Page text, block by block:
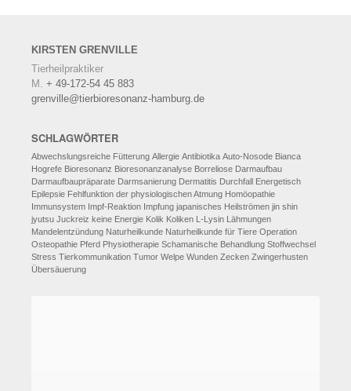
KIRSTEN GRENVILLE
Tierheilpraktiker
M. + 49-172-54 45 883
grenville@tierbioresonanz-hamburg.de
SCHLAGWÖRTER
Abwechslungsreiche Fütterung Allergie Antibiotika Auto-Nosode Bianca
Hogrefe Bioresonanz Bioresonanzanalyse Borreliose Darmaufbau
Darmaufbaupräparate Darmsanierung Dermatitis Durchfall Energetisch
Epilepsie Fehlfunktion der physiologischen Atmung Homöopathie
Immunsystem Impf-Reaktion Impfung japanisches Heilströmen jin shin
jyutsu Juckreiz keine Energie Kolik Koliken L-Lysin Lähmungen
Mandelentzündung Naturheilkunde Naturheilkunde für Tiere Operation
Osteopathie Pferd Physiotherapie Schamanische Behandlung Stoffwechsel
Stress Tierkommunikation Tumor Welpe Wunden Zecken Zwingerhusten
Übersäuerung